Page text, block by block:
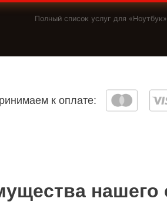
Полный список услуг для «Ноутбук
к оплате:
нашего